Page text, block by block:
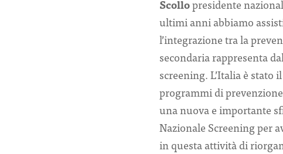
Scollopresidente
ultimi anni abbiamo
l’integrazione tra la
secondaria rappresenta
screening. L’Italia è stato
programmi di
una nuova e importante
Nazionale Screening per
in questa attività di